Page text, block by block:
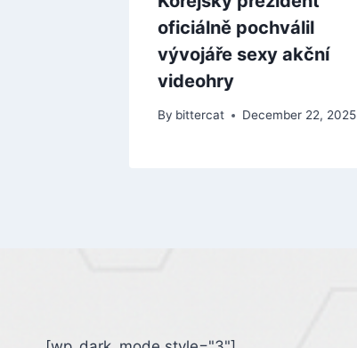
oficiálně pochválil
vývojáře sexy akční
videohry
By bittercat December 22, 2025